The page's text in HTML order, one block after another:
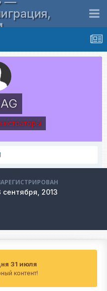
сентября, 2013
31 июля
контент!